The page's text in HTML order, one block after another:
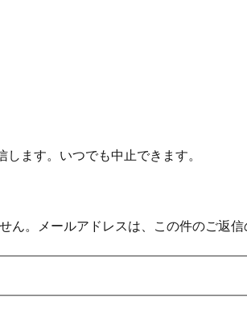
ます。いつでも中止できます。
ん。メールアドレスは、この件のご返